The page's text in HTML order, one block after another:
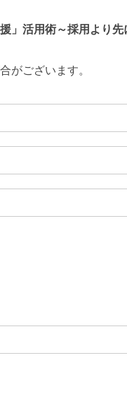
」活用術～採用より
がございます。